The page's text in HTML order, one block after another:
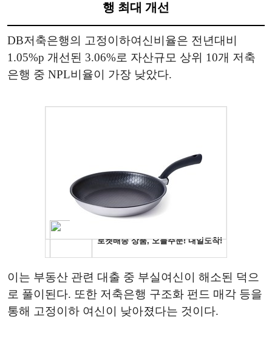
행 최대 개선
DB저축은행의 고정이하여신비율은 전년대비
1.05%p 개선된 3.06%로 자산규모 상위 10개 저축
은행 중 NPL비율이 가장 낮았다.
이는 부동산 관련 대출 중 부실여신이 해소된 덕으
로 풀이된다. 또한 저축은행 구조화 펀드 매각 등을
통해 고정이하 여신이 낮아졌다는 것이다.